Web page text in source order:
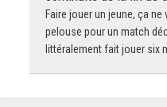
Faire jouer un jeune, ça
pelouse pour un match
littéralement fait jouer six